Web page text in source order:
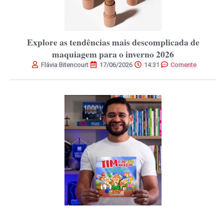
Explore as tendências mais descomplicada de
maquiagem para o inverno 2026
Flávia Bitencourt 17/06/2026 14:31 Comente